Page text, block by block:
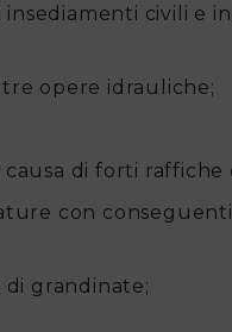
civili e
opere idrauliche;
di forti raffiche
con
grandinate;